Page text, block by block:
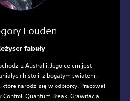
Louden
fabuły
z Australii. Jego celem jest
historii z bogatym światem,
narodzi się w odbiorcy. Pracował
Control, Quantum Break, Grawitacja,